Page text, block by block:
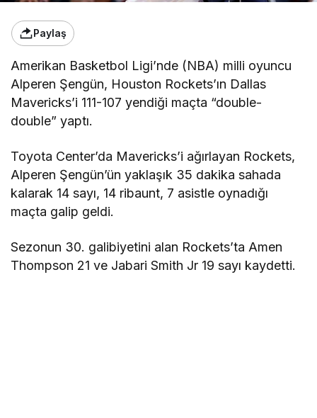
Paylaş
Amerikan Basketbol Ligi’nde (NBA) milli oyuncu
Alperen Şengün, Houston Rockets’ın Dallas
Mavericks’i 111-107 yendiği maçta “double-
double” yaptı.
Toyota Center’da Mavericks’i ağırlayan Rockets,
Alperen Şengün’ün yaklaşık 35 dakika sahada
kalarak 14 sayı, 14 ribaunt, 7 asistle oynadığı
maçta galip geldi.
Sezonun 30. galibiyetini alan Rockets’ta Amen
Thompson 21 ve Jabari Smith Jr 19 sayı kaydetti.